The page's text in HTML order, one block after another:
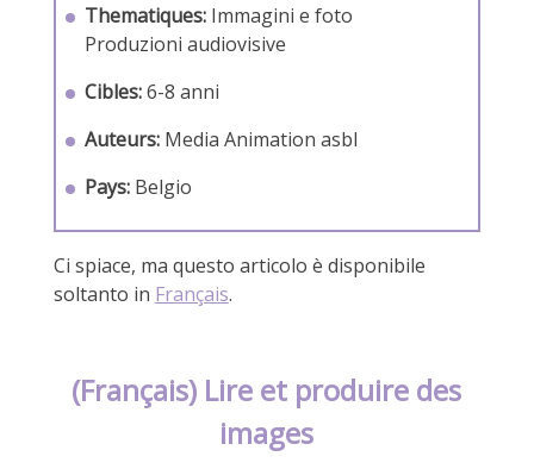
Thematiques: Immagini e foto
Produzioni audiovisive
Cibles:6-8 anni
Auteurs: Media Animation asbl
Pays: Belgio
Ci spiace, ma questo articolo è disponibile
soltanto in Français.
(Français) Lire et produire des
images